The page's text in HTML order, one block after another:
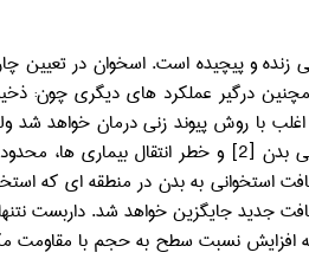
زنده و پیچیده است. اسخوان در تعیین
درگیر عملکرد های دیگری چون:
با روش پیوند زنی درمان خواهد
بدن [2]
و خطر انتقال بیماری ها،
استخوانی به بدن در منطقه ای که
جدید جایگزین خواهد شد. داربست نتنها
افزایش نسبت سطح به حجم با